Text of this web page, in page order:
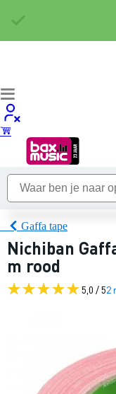
Gaffa tape
Nichiban
m rood
5,0 / 52